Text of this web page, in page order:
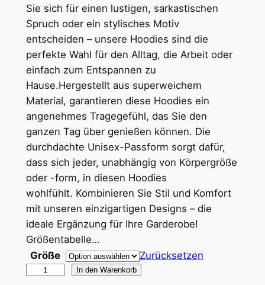
s
s
p
a
n
n
e
:
3
6
,
0
Sie sich für einen lustigen, sarkastischen
Spruch oder ein stylisches Motiv
entscheiden – unsere Hoodies sind die
perfekte Wahl für den Alltag, die Arbeit oder
einfach zum Entspannen zu
Hause.Hergestellt aus superweichem
Material, garantieren diese Hoodies ein
angenehmes Tragegefühl, das Sie den
ganzen Tag über genießen können. Die
durchdachte Unisex-Passform sorgt dafür,
dass sich jeder, unabhängig von Körpergröße
oder -form, in diesen Hoodies
wohlfühlt. Kombinieren Sie Stil und Komfort
mit unseren einzigartigen Designs – die
ideale Ergänzung für Ihre Garderobe!
Größentabelle…
Größe
Zurücksetzen
In den Warenkorb